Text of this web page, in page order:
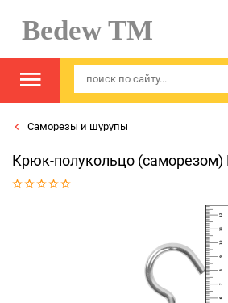
Bedew TM
Саморезы и шурупы
Крюк-полукольцо